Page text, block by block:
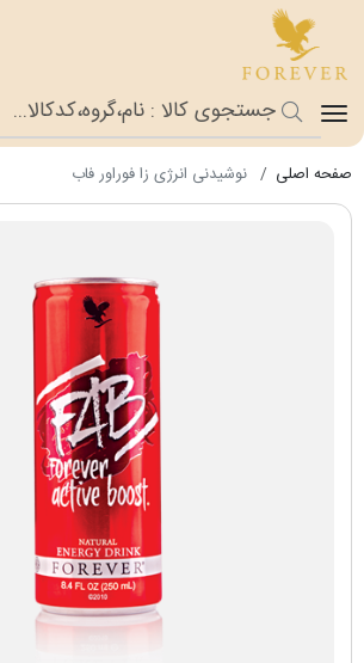
صفحه اصلی نوشیدنی انرژی زا فوراور فاب